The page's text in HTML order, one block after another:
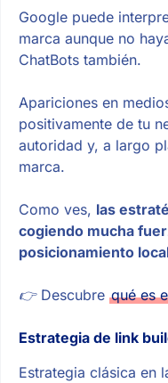
Google puede
marca aunque no
ChatBots también.
Apariciones en
positivamente de tu
autoridad y, a largo
marca.
Como ves, las
cogiendo mucha
posicionamiento
👉 Descubre qué es
Estrategia de link
Estrategia clásica en